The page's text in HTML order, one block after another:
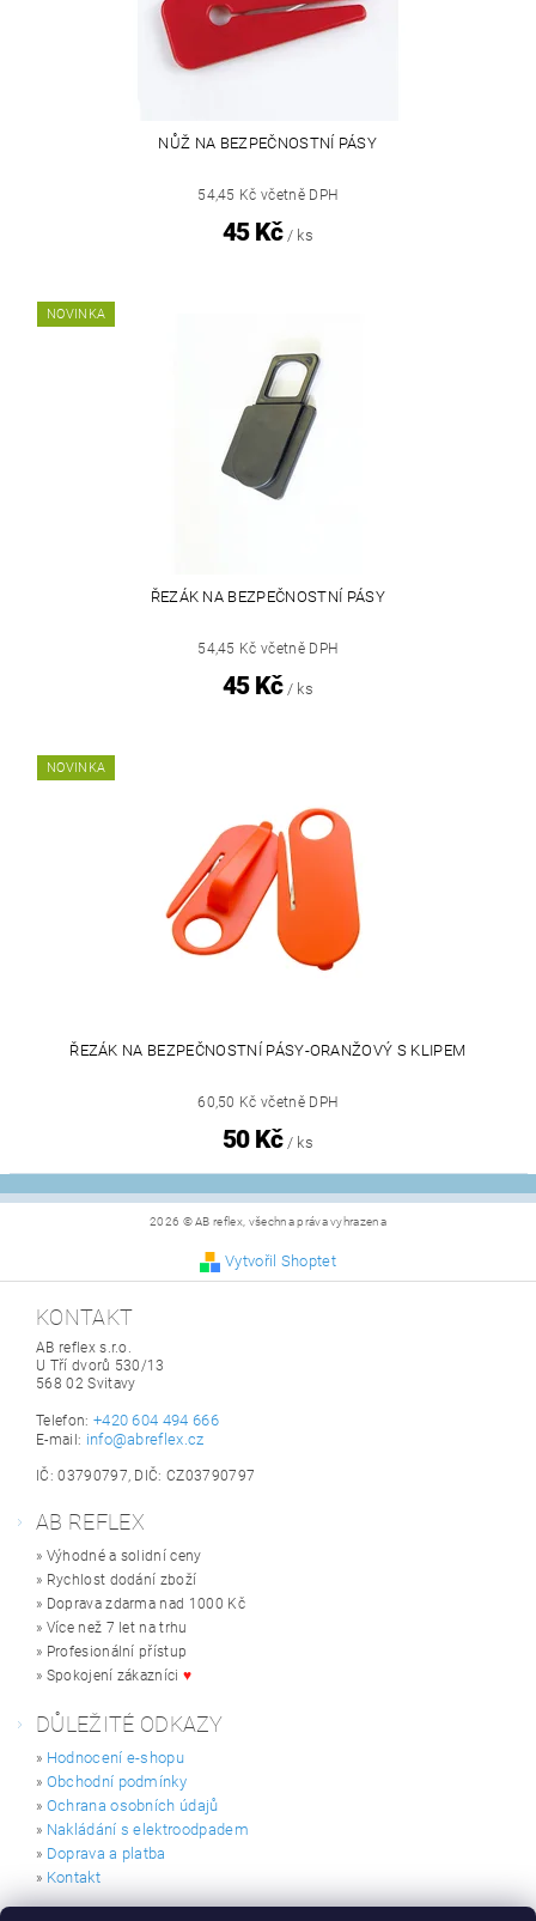
NŮŽ NA BEZPEČNOSTNÍ PÁSY
54,45 Kč včetně DPH
45 Kč / ks
NOVINKA
ŘEZÁK NA BEZPEČNOSTNÍ PÁSY
54,45 Kč včetně DPH
45 Kč / ks
NOVINKA
ŘEZÁK NA BEZPEČNOSTNÍ PÁSY-ORANŽOVÝ S KLIPEM
60,50 Kč včetně DPH
50 Kč / ks
2026 © AB reflex, všechna práva vyhrazena
Vytvořil Shoptet
KONTAKT
AB reflex s.r.o.
U Tří dvorů 530/13
568 02 Svitavy
Telefon: +420 604 494 666
E-mail: info@abreflex.cz
IČ: 03790797, DIČ: CZ03790797
AB REFLEX
» Výhodné a solidní ceny
» Rychlost dodání zboží
» Doprava zdarma nad 1000 Kč
» Více než 7 let na trhu
» Profesionální přístup
» Spokojení zákazníci♥
DŮLEŽITÉ ODKAZY
» Hodnocení e-shopu
» Obchodní podmínky
» Ochrana osobních údajů
» Nakládání s elektroodpadem
» Doprava a platba
» Kontakt